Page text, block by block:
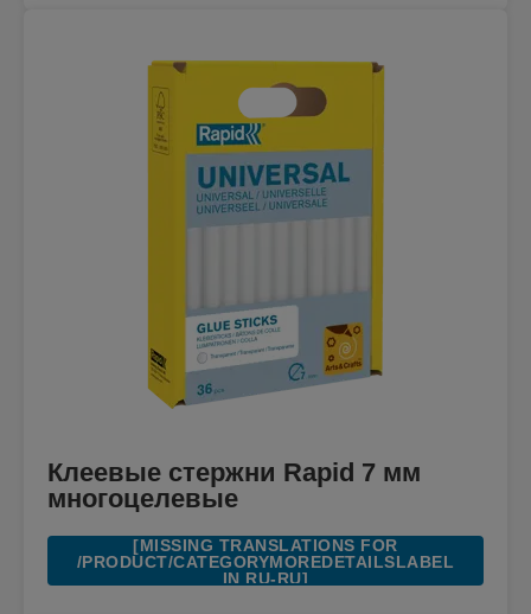
Клеевые стержни Rapid 7 мм
многоцелевые
[MISSING TRANSLATIONS FOR
/PRODUCT/CATEGORYMOREDETAILSLABEL
IN RU-RU]